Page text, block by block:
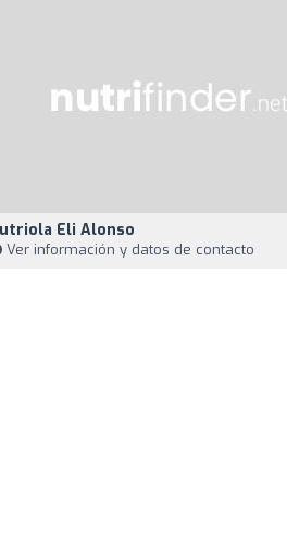
Eli Alonso
Ver información y datos de contacto